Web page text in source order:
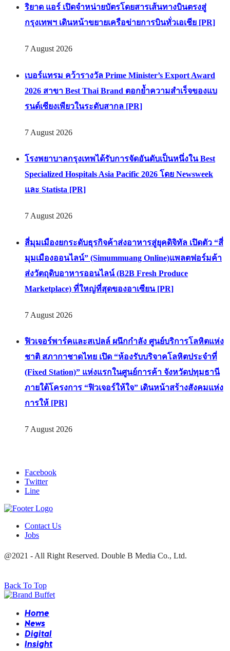
ริยาด แอร์ เปิดจำหน่ายบัตรโดยสารเส้นทางบินตรงสู่
กรุงเทพฯ เดินหน้าขยายเครือข่ายการบินทั่วเอเชีย [PR]
7 August 2026
เบอร์แทรม คว้ารางวัล Prime Minister’s Export Award
2026 สาขา Best Thai Brand ตอกย้ำความสำเร็จของแบ
รนด์เซียงเพียวในระดับสากล [PR]
7 August 2026
โรงพยาบาลกรุงเทพได้รับการจัดอันดับเป็นหนึ่งใน Best
Specialized Hospitals Asia Pacific 2026 โดย Newsweek
และ Statista [PR]
7 August 2026
สี่มุมเมืองยกระดับธุรกิจค้าส่งอาหารสู่ยุคดิจิทัล เปิดตัว “สี่
มุมเมืองออนไลน์” (Simummuang Online)แพลตฟอร์มค้า
ส่งวัตถุดิบอาหารออนไลน์ (B2B Fresh Produce
Marketplace) ที่ใหญ่ที่สุดของอาเซียน [PR]
7 August 2026
ฟิวเจอร์พาร์คและสเปลล์ ผนึกกำลัง ศูนย์บริการโลหิตแห่ง
ชาติ สภากาชาดไทย เปิด “ห้องรับบริจาคโลหิตประจำที่
(Fixed Station)” แห่งแรกในศูนย์การค้า จังหวัดปทุมธานี
ภายใต้โครงการ “ฟิวเจอร์ให้ใจ” เดินหน้าสร้างสังคมแห่ง
การให้ [PR]
7 August 2026
Facebook
Twitter
Line
Contact Us
Jobs
@2021 - All Right Reserved. Double B Media Co., Ltd.
Back To Top
Home
News
Digital
Insight